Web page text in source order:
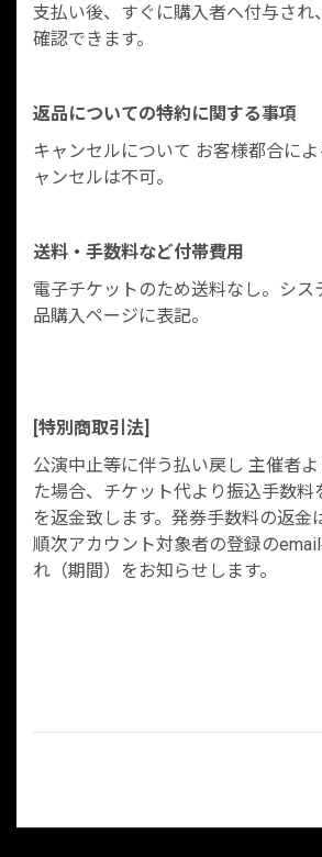
支払い後、すぐに購入者へ付与され
確認できます。
返品についての特約に関する事項
キャンセルについて お客様都合に
ャンセルは不可。
送料・手数料など付帯費用
電子チケットのため送料なし。シス
品購入ページに表記。
[特別商取引法]
公演中止等に伴う払い戻し 主催者
た場合、チケット代より振込手数料
を返金致します。発券手数料の返金
順次アカウント対象者の登録の
れ（期間）をお知らせします。